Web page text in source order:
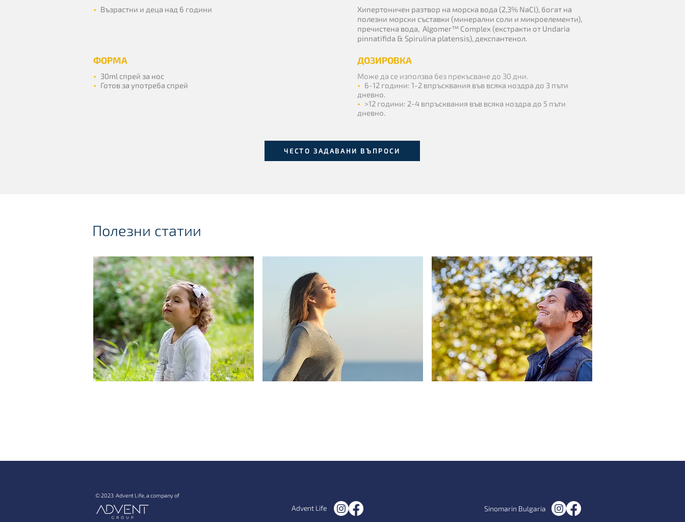
• Възрастни и деца над 6 години
Хипертоничен разтвор на морска вода (2,3% NaCl), богат на
полезни морски съставки (минерални соли и микроелементи),
пречистена вода, Algomer™ Complex (екстракти от Undaria
pinnatifida & Spirulina platensis), декспантенол.
ФОРМА
• 30ml спрей за нос
• Готов за употреба спрей
ДОЗИРОВКА
Може да се използва без прекъсване до 30 дни.
• 6-12 години: 1-2 впръсквания във всяка ноздра до 3 пъти
дневно.
• >12 години: 2-4 впръсквания във всяка ноздра до 5 пъти
дневно.
ЧЕСТО ЗАДАВАНИ ВЪПРОСИ
Полезни статии
© 2023 Advent Life, a company of
Advent Life Sinomarin Bulgaria